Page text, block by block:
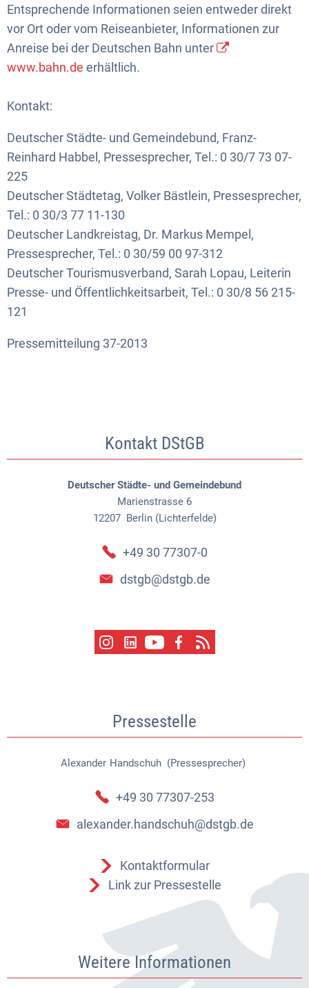
Entsprechende Informationen seien entweder direkt
vor Ort oder vom Reiseanbieter, Informationen zur
Anreise bei der Deutschen Bahn unter
www.bahn.de erhältlich.
Kontakt:
Deutscher Städte- und Gemeindebund, Franz-
Reinhard Habbel, Pressesprecher, Tel.: 0 30/7 73 07-
225
Deutscher Städtetag, Volker Bästlein, Pressesprecher,
Tel.: 0 30/3 77 11-130
Deutscher Landkreistag, Dr. Markus Mempel,
Pressesprecher, Tel.: 0 30/59 00 97-312
Deutscher Tourismusverband, Sarah Lopau, Leiterin
Presse- und Öffentlichkeitsarbeit, Tel.: 0 30/8 56 215-
121
Pressemitteilung 37-2013
Kontakt DStGB
Deutscher Städte- und Gemeindebund
Marienstrasse 6
12207 Berlin (Lichterfelde)
+49 30 77307-0
dstgb@dstgb.de
Pressestelle
Alexander Handschuh (Pressesprecher)
Alexander Handschuh
+49 30 77307-253
alexander.handschuh@dstgb.de
Kontaktformular
Link zur Pressestelle
Weitere Informationen